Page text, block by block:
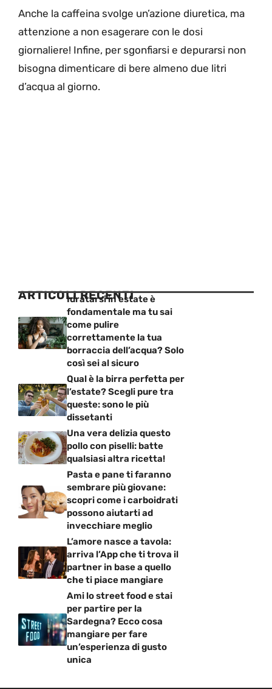
Anche la caffeina svolge un’azione diuretica, ma
attenzione a non esagerare con le dosi
giornaliere! Infine, per sgonfiarsi e depurarsi non
bisogna dimenticare di bere almeno due litri
d’acqua al giorno.
ARTICOLI RECENTI
Idratarsi in estate è
fondamentale ma tu sai
come pulire
correttamente la tua
borraccia dell’acqua? Solo
così sei al sicuro
Qual è la birra perfetta per
l’estate? Scegli pure tra
queste: sono le più
dissetanti
Una vera delizia questo
pollo con piselli: batte
qualsiasi altra ricetta!
Pasta e pane ti faranno
sembrare più giovane:
scopri come i carboidrati
possono aiutarti ad
invecchiare meglio
L’amore nasce a tavola:
arriva l’App che ti trova il
partner in base a quello
che ti piace mangiare
Ami lo street food e stai
per partire per la
Sardegna? Ecco cosa
mangiare per fare
un’esperienza di gusto
unica